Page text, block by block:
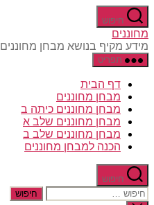
דלג
לתוכן חיפוש
מחוננים
מידע מקיף בנושא מבחן מחוננים
תפריט
דף הבית
מבחן מחוננים
מבחן מחוננים כיתה ב
מבחן מחוננים שלב א
מבחן מחוננים שלב ב
הכנה למבחן מחוננים
חיפוש
חיפוש: